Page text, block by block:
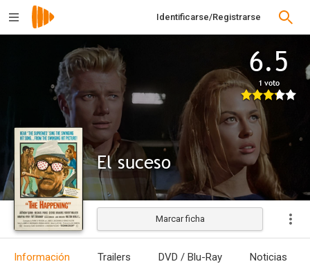
Identificarse/Registrarse
6.5
1 voto
El suceso
Estrenada
Marcar ficha
Información Trailers DVD / Blu-Ray Noticias